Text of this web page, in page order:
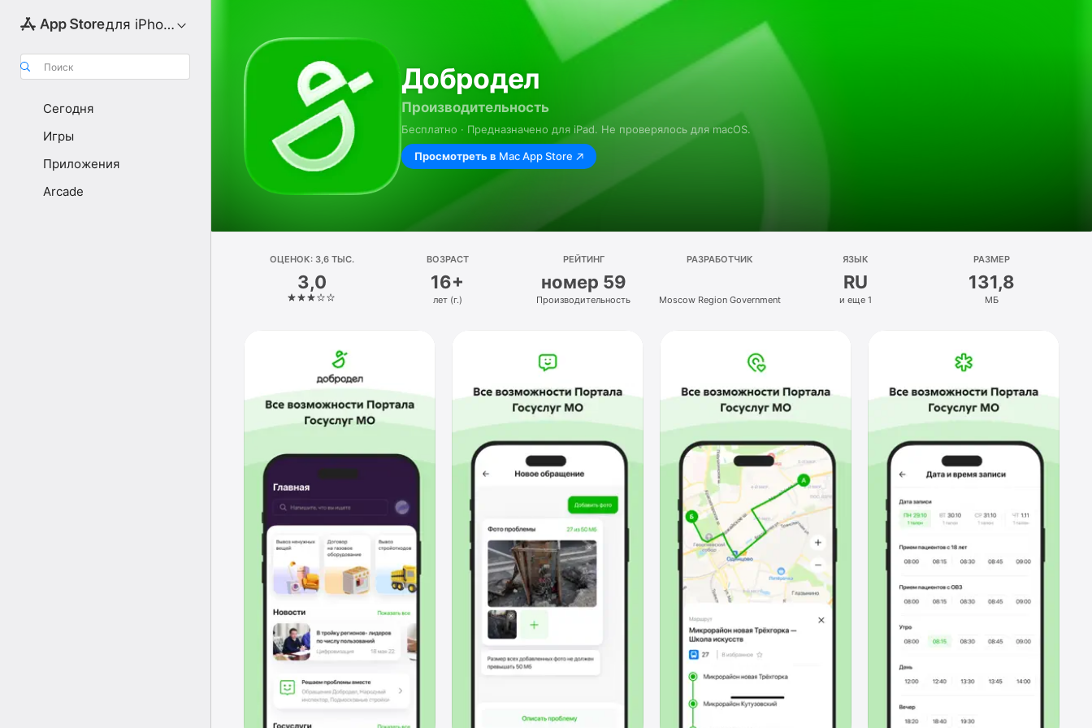
для iPhone
Поиск
Сегодня
Игры
Приложения
Arcade
Добродел
Производительность
Бесплатно · Предназначено для iPad. Не проверялось для macOS.
Просмотреть в Mac App Store
ОЦЕНОК: 3,6 ТЫС.
3,0
ВОЗРАСТ
16+
лет (г.)
РЕЙТИНГ
номер 59
Производительность
РАЗРАБОТЧИК
Moscow Region Government
ЯЗЫК
RU
и еще 1
РАЗМЕР
131,8
МБ